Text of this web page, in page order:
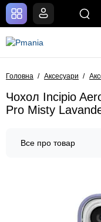
Головна Аксесуари
Чохол Incipio
Pro Misty
Все про товар